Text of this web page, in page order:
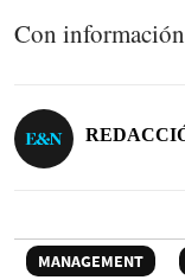
Con
MANAGEMENT